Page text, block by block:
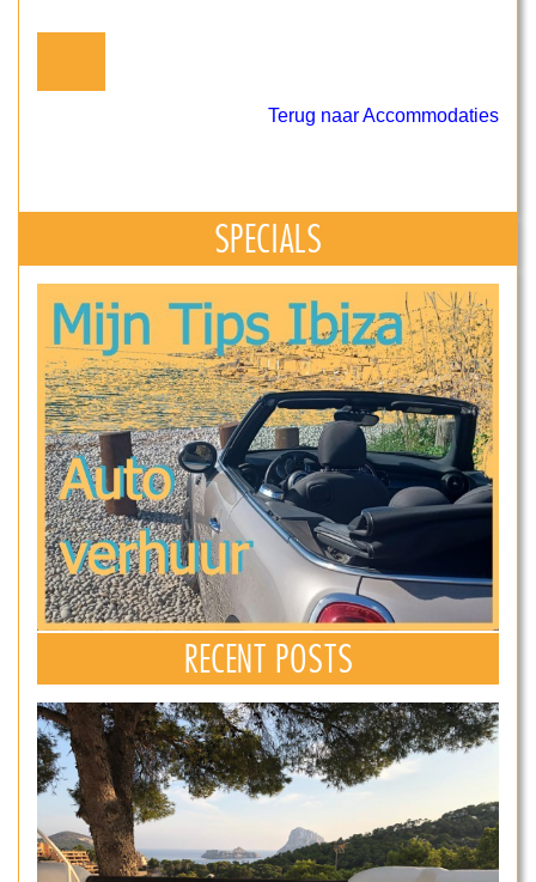
Terug naar Accommodaties
SPECIALS
RECENT POSTS